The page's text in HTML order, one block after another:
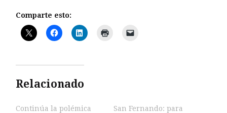
Comparte esto:
Relacionado
Continúa la polémica
San Fernando: para